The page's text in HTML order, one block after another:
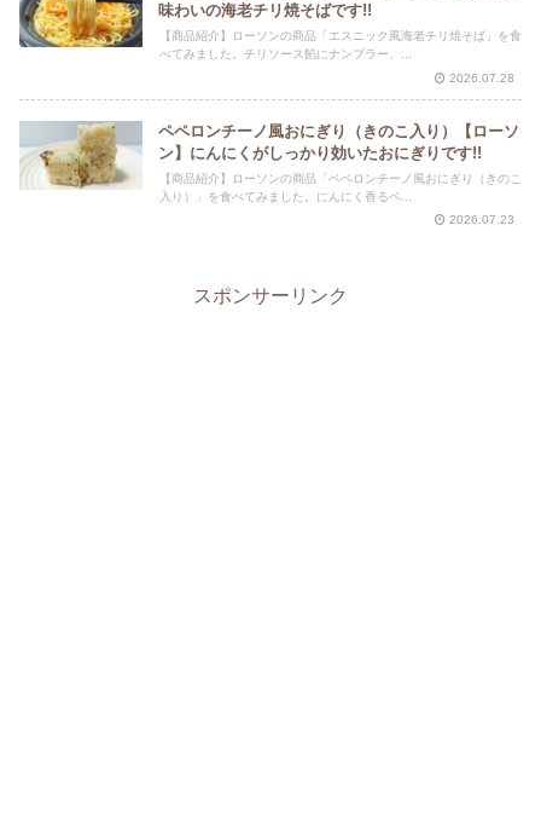
味わいの海老チリ焼そばです!!
【商品紹介】ローソンの商品「エスニック風海老チリ焼そば」を食
べてみました。チリソース餡にナンプラー、...
2026.07.28
ペペロンチーノ風おにぎり（きのこ入り）【ローソ
ン】にんにくがしっかり効いたおにぎりです!!
【商品紹介】ローソンの商品「ペペロンチーノ風おにぎり（きのこ
入り）」を食べてみました。にんにく香るペ...
2026.07.23
スポンサーリンク